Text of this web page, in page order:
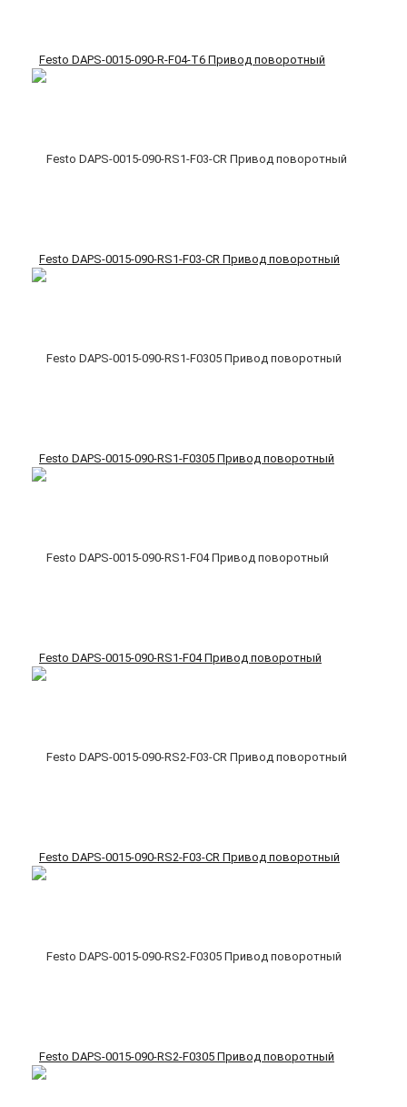
Festo DAPS-0015-090-R-F04-T6 Привод поворотный
Festo DAPS-0015-090-RS1-F03-CR Привод поворотный
Festo DAPS-0015-090-RS1-F0305 Привод поворотный
Festo DAPS-0015-090-RS1-F04 Привод поворотный
Festo DAPS-0015-090-RS2-F03-CR Привод поворотный
Festo DAPS-0015-090-RS2-F0305 Привод поворотный